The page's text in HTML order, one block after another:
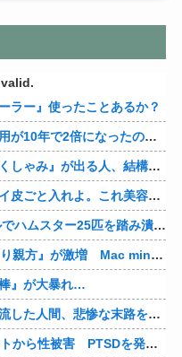
ラー』使ったことあるか？
【悲報】日本政府「障害者の福祉費用が10年で2倍になったので抑制します」
【驚愕】エッチなことを考えると『くしゃみ』が出る人、結構いると判明
【警告】社会人「スムージーにキウイ皮ごと入れよ。これ美容にいいんだよね〜」→ 結果…
【胸糞】36歳教員、19歳女とホテルでハムスター25匹を踏み潰すなどして逮捕
【驚愕】年商10億円を超える『ひとり親方』が激増 Mac miniを大量購入しAIを従業員に
』が大暴れ…
【警告】地震を利用してデマを垂れ流した人間、悲惨な末路を迎える…
【緊急】NHK職員が番組出演タレントから性被害 PTSDを発症し休職へ